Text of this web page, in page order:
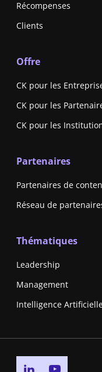
Récompenses
Clients
Offre
CK pour les
CK pour les
CK pour les
Partenaires
Partenaires de
Réseau de
Thématiques
Leadership
Management
Intelligence